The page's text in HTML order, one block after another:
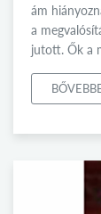
ám
a
jutott. Ők a